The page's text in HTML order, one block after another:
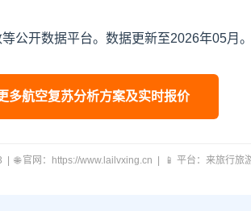
公开数据平台。数据更新至2026年05月。
多航空复苏分析方案及实时报价
| 🌐 官网：https://www.lailvxing.cn | 📱 平台：来旅行旅